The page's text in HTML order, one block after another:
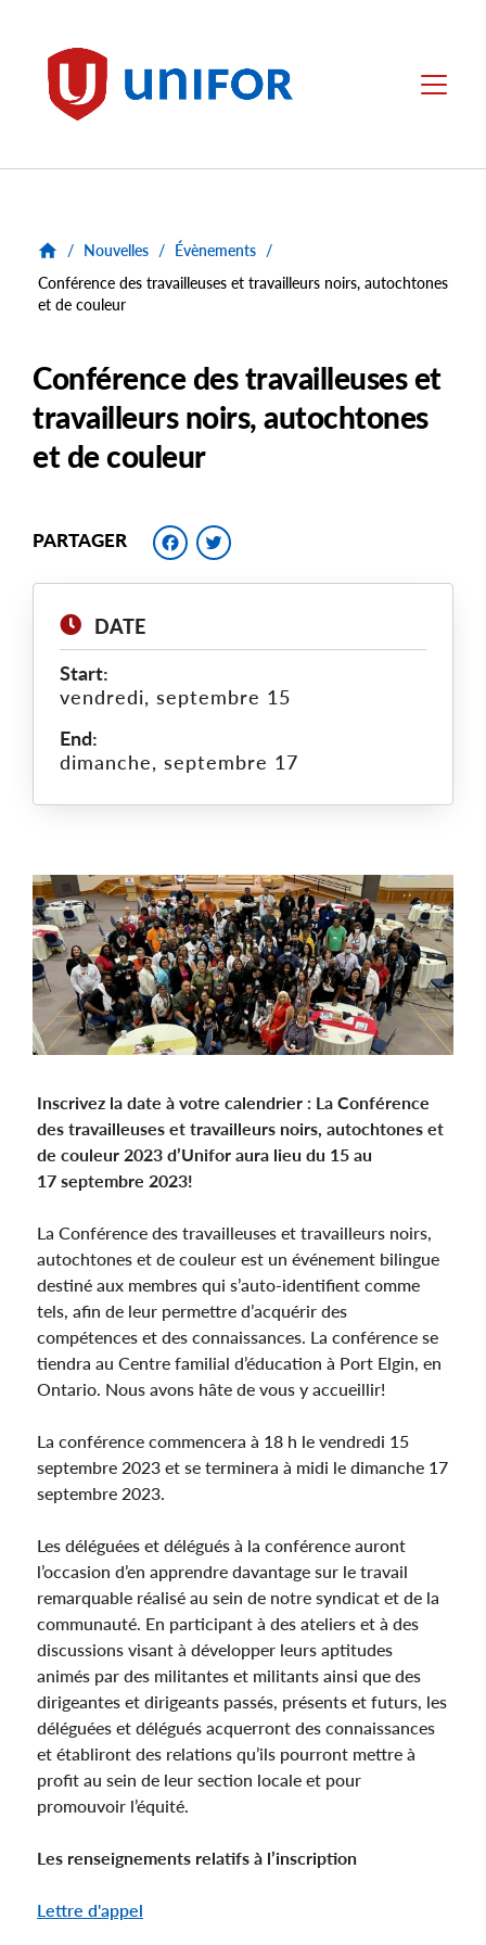
Unifor Menu
/ Nouvelles / Évènements /
Conférence des travailleuses et travailleurs noirs, autochtones
et de couleur
Conférence des travailleuses et
travailleurs noirs, autochtones
et de couleur
PARTAGER Facebook
DATE
Start:
vendredi, septembre 15
End:
dimanche, septembre 17
Main
Image
Inscrivez la date à votre calendrier : La Conférence
des travailleuses et travailleurs noirs, autochtones et
de couleur 2023 d’Unifor aura lieu du 15 au
17 septembre 2023!
La Conférence des travailleuses et travailleurs noirs,
autochtones et de couleur est un événement bilingue
destiné aux membres qui s’auto-identifient comme
tels, afin de leur permettre d’acquérir des
compétences et des connaissances. La conférence se
tiendra au Centre familial d’éducation à Port Elgin, en
Ontario. Nous avons hâte de vous y accueillir!
La conférence commencera à 18 h le vendredi 15
septembre 2023 et se terminera à midi le dimanche 17
septembre 2023.
Les déléguées et délégués à la conférence auront
l’occasion d’en apprendre davantage sur le travail
remarquable réalisé au sein de notre syndicat et de la
communauté. En participant à des ateliers et à des
discussions visant à développer leurs aptitudes
animés par des militantes et militants ainsi que des
dirigeantes et dirigeants passés, présents et futurs, les
déléguées et délégués acquerront des connaissances
et établiront des relations qu’ils pourront mettre à
profit au sein de leur section locale et pour
promouvoir l’équité.
Les renseignements relatifs à l’inscription
Lettre d'appel